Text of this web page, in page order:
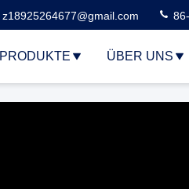
z18925264677@gmail.com
PRODUKTE ÜBER UNS